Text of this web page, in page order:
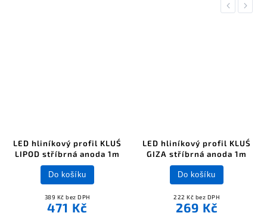
Previous
LED hliníkový profil KLUŚ
LIPOD stříbrná anoda 1m
389 Kč bez DPH
471 Kč
Do košíku
LED hliníkový profil KLUŚ
GIZA stříbrná anoda 1m
222 Kč bez DPH
269 Kč
Do košíku
Next